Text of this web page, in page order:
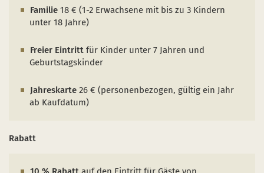
Start- und Treffpunkte
Familie 18 € (1-2 Erwachsene mit bis zu 3 Kindern
unter 18 Jahre)
Freier Eintritt für Kinder unter 7 Jahren und
Geburtstagskinder
Jahreskarte 26 € (personenbezogen, gültig ein Jahr
ab Kaufdatum)
Rabatt